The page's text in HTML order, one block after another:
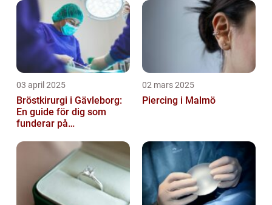
03 april 2025
Bröstkirurgi i Gävleborg:
En guide för dig som
funderar på
02 mars 2025
Piercing i Malmö